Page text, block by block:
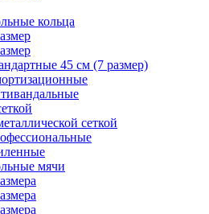
кольца
45 см (7 размер)
сеткой
мячи